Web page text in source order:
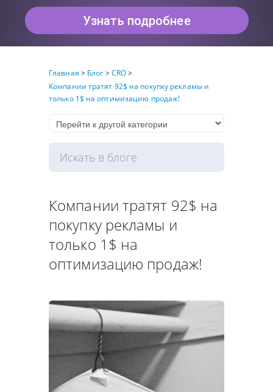
Узнать подробнее
Главная > Блог >CRO>
Компании тратят 92$ на покупку рекламы и
только 1$ на оптимизацию продаж!
Компании тратят 92$ на
покупку рекламы и
только 1$ на
оптимизацию продаж!